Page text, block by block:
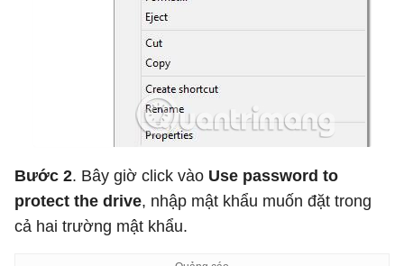
Bước 2. Bây giờ click vào Use password to
protect the drive, nhập mật khẩu muốn đặt trong
cả hai trường mật khẩu.